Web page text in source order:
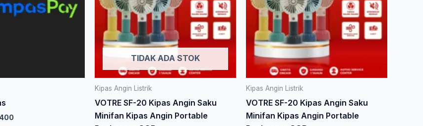
TIDAK ADA STOK
Kipas Angin Listrik
VOTRE SF-20 Kipas Angin Saku
Minifan Kipas Angin Portable
Kipas Angin Listrik
VOTRE SF-20 Kipas Angin Saku
Minifan Kipas Angin Portable
Pilihan
dapat
diambil
di
halaman